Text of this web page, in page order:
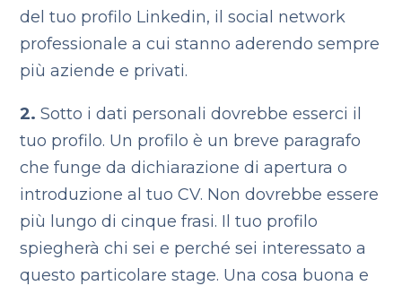
del tuo profilo Linkedin, il social network
professionale a cui stanno aderendo sempre
più aziende e privati.
2. Sotto i dati personali dovrebbe esserci il
tuo profilo. Un profilo è un breve paragrafo
che funge da dichiarazione di apertura o
introduzione al tuo CV. Non dovrebbe essere
più lungo di cinque frasi. Il tuo profilo
spiegherà chi sei e perché sei interessato a
questo particolare stage. Una cosa buona e